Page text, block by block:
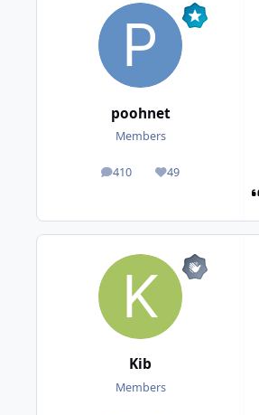
poohnet
Members
410
posts 49
Reputation
Kib
Members